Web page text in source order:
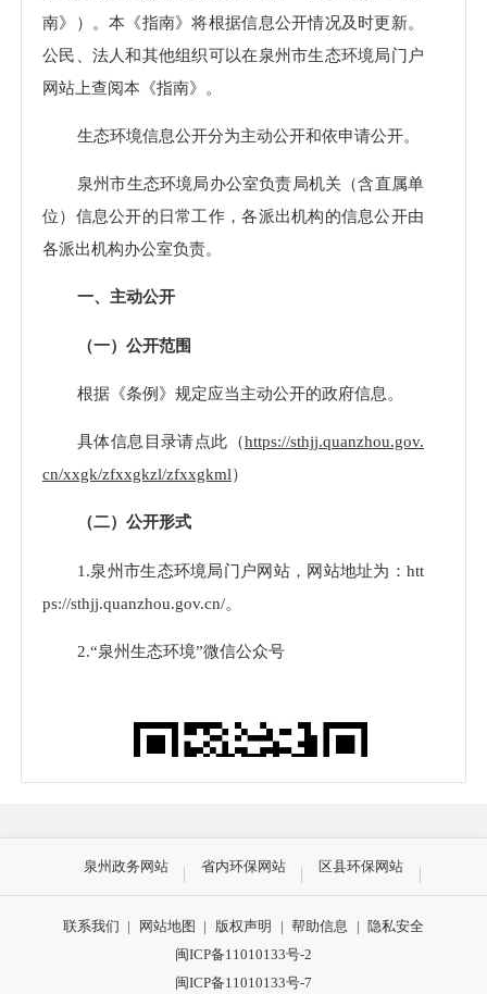
南》）。本《指南》将根据信息公开情况及时更新。
公民、法人和其他组织可以在泉州市生态环境局门户
网站上查阅本《指南》。
生态环境信息公开分为主动公开和依申请公开。
泉州市生态环境局办公室负责局机关 （含直属单
位） 信息公开的日常工作，各派出机构的信息公开由
各派出机构办公室负责。
一、主动公开
（一）公开范围
根据《条例》规定应当主动公开的政府信息。
具体信息目录请点此（https://sthjj.quanzhou.gov.
cn/xxgk/zfxxgkzl/zfxxgkml）
（二）公开形式
1.泉州市生态环境局门户网站，网站地址为：htt
ps://sthjj.quanzhou.gov.cn/。
2.“泉州生态环境”微信公众号
泉州政务网站 省内环保网站 区县环保网站
联系我们 | 网站地图 | 版权声明 | 帮助信息 | 隐私安全
闽ICP备11010133号-2
闽ICP备11010133号-7